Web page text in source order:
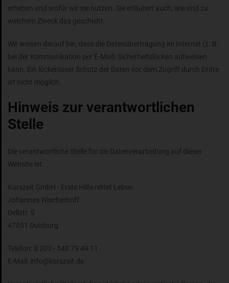
erheben und wofür wir sie nutzen. Sie erläutert auch, wie und zu
welchem Zweck das geschieht.
Wir weisen darauf hin, dass die Datenübertragung im Internet (z. B.
bei der Kommunikation per E-Mail) Sicherheitslücken aufweisen
kann. Ein lückenloser Schutz der Daten vor dem Zugriff durch Dritte
ist nicht möglich.
Hinweis zur verantwortlichen
Stelle
Die verantwortliche Stelle für die Datenverarbeitung auf dieser
Website ist:
Kurszeit GmbH - Erste Hilfe rettet Leben
Johannes Wischerhoff
Dellstr. 9
47051 Duisburg
Telefon: 0 203 - 348 79 49 11
E-Mail: info@kurszeit.de